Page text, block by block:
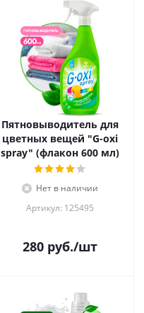
Пятновыводитель для
цветных вещей "G-oxi
spray" (флакон 600 мл)
Нет в наличии
Артикул: 125495
280 руб./шт